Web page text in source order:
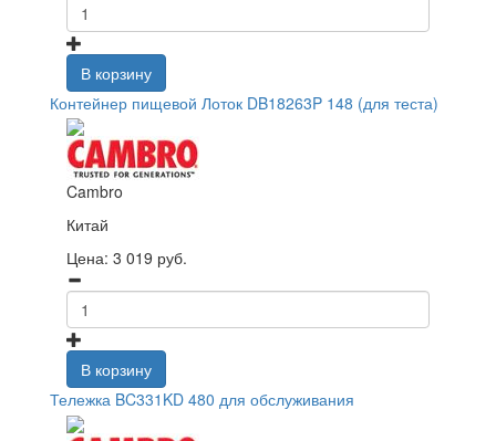
В корзину
Контейнер пищевой Лоток DB18263P 148 (для теста)
Cambro
Китай
Цена: 3 019 руб.
В корзину
Тележка BC331KD 480 для обслуживания